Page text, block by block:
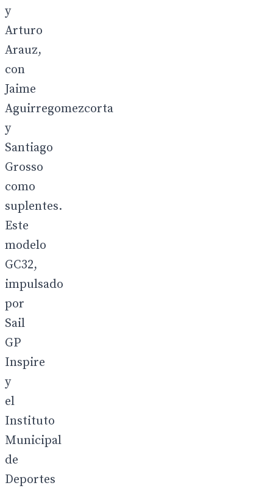
y
Arturo
Arauz,
con
Jaime
Aguirregomezcorta
y
Santiago
Grosso
como
suplentes.
Este
modelo
GC32,
impulsado
por
Sail
GP
Inspire
y
el
Instituto
Municipal
de
Deportes